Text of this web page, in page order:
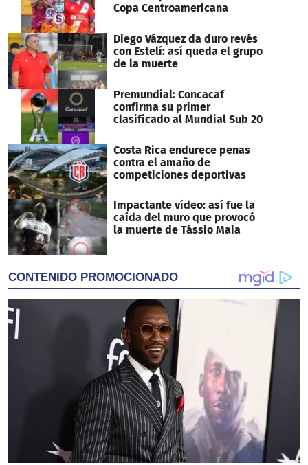
Copa Centroamericana
Diego Vázquez da duro revés
con Estelí: así queda el grupo
de la muerte
Premundial: Concacaf
confirma su primer
clasificado al Mundial Sub 20
Costa Rica endurece penas
contra el amaño de
competiciones deportivas
Impactante vídeo: así fue la
caída del muro que provocó
la muerte de Tássio Maia